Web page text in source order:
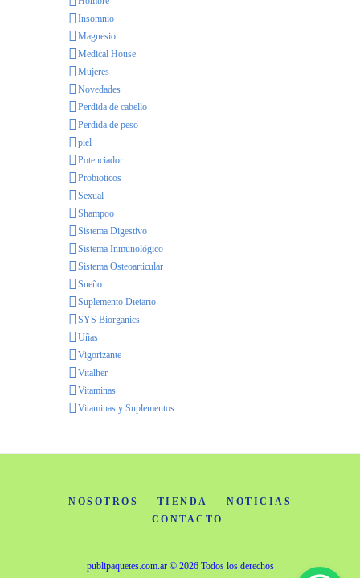
Insomnio
Magnesio
Medical House
Mujeres
Novedades
Perdida de cabello
Perdida de peso
piel
Potenciador
Probioticos
Sexual
Shampoo
Sistema Digestivo
Sistema Inmunológico
Sistema Osteoarticular
Sueño
Suplemento Dietario
SYS Biorganics
Uñas
Vigorizante
Vitalher
Vitaminas
Vitaminas y Suplementos
NOSOTROS TIENDA
NOTICIAS
CONTACTO
publipaquetes.com.ar© 2026 Todos los derechos